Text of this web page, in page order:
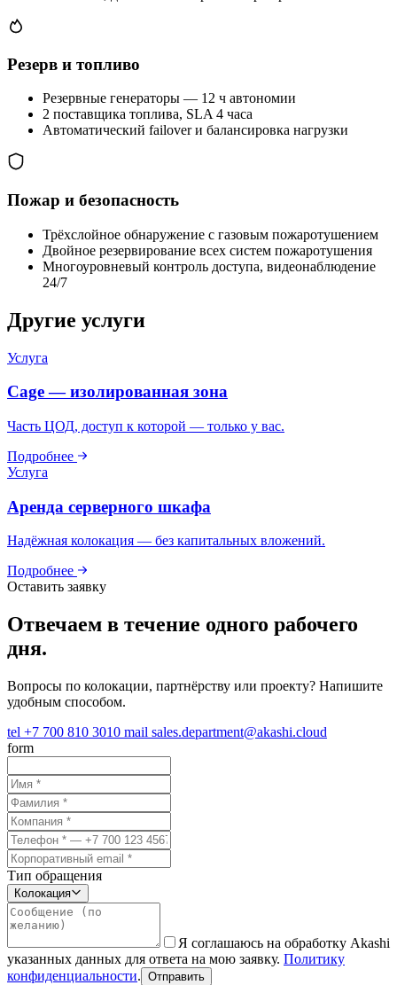
Резерв и топливо
Резервные генераторы — 12 ч автономии
2 поставщика топлива, SLA 4 часа
Автоматический failover и балансировка нагрузки
Пожар и безопасность
Трёхслойное обнаружение с газовым пожаротушением
Двойное резервирование всех систем пожаротушения
Многоуровневый контроль доступа, видеонаблюдение
24/7
Другие услуги
Услуга
Cage — изолированная зона
Часть ЦОД, доступ к которой — только у вас.
Подробнее
Услуга
Аренда серверного шкафа
Надёжная колокация — без капитальных вложений.
Подробнее
Оставить заявку
Отвечаем в течение одного рабочего
дня.
Вопросы по колокации, партнёрству или проекту? Напишите
удобным способом.
tel +7 700 810 3010 mail sales.department@akashi.cloud
form
Тип обращения
Колокация
Я соглашаюсь на обработку Akashi
указанных данных для ответа на мою заявку. Политику
конфиденциальности. Отправить